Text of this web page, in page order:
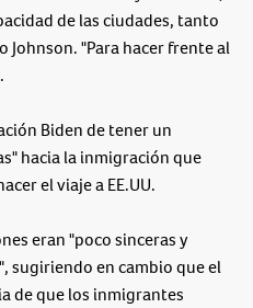
de las ciudades, tanto
Johnson. "Para hacer frente al
Biden de tener un
hacia la inmigración que
el viaje a EE.UU.
eran "poco sinceras y
sugiriendo en cambio que el
de que los inmigrantes